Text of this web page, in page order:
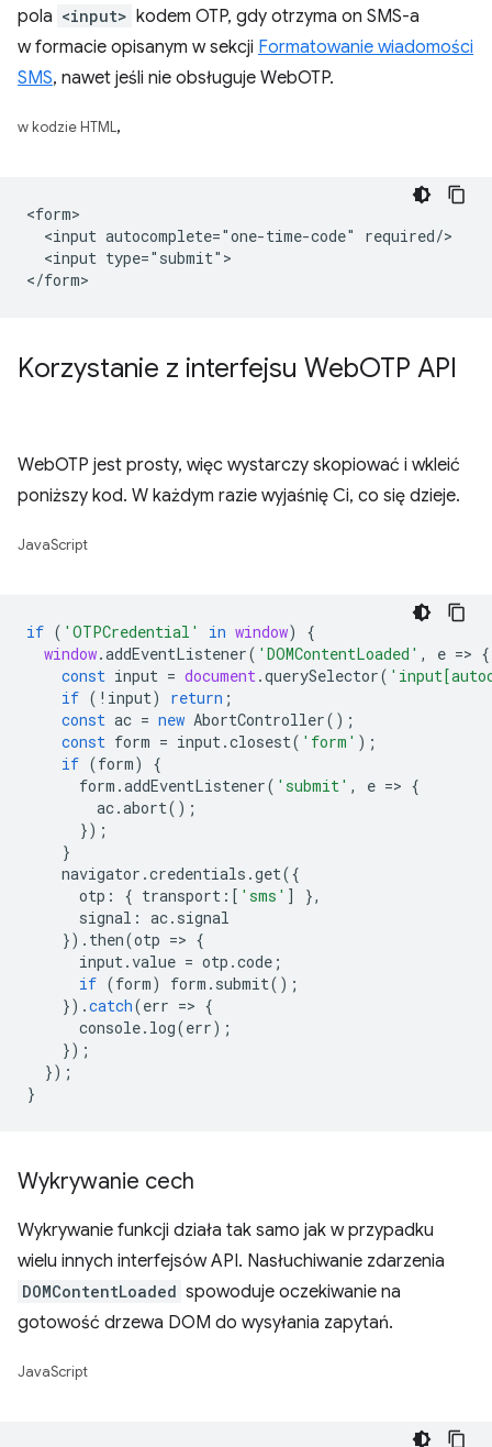
pola <input> kodem OTP, gdy otrzyma on SMS-a
w formacie opisanym w sekcji Formatowanie wiadomości
SMS, nawet jeśli nie obsługuje WebOTP.
w kodzie HTML,
<form>
  <input autocomplete="one-time-code" required/>
  <input type="submit">
Korzystanie z interfejsu WebOTP API
WebOTP jest prosty, więc wystarczy skopiować i wkleić
poniższy kod. W każdym razie wyjaśnię Ci, co się dzieje.
JavaScript
if ( 'OTPCredential' in window)
{
window.addEventListener( 'DOMContentLoaded' , e => {
const input = document.querySelector(
if ( ! input) return ;
const ac = new AbortController();
const form = input.closest( 'form' );
if (form)
{
form .addEventListener( 'submit' , e => {
ac.abort();
});
}
navigator .credentials .get({
otp : { transport : [ 'sms' ]
},
signal : ac. signal
}). then(otp => {
input.value = otp .code ;
if (form) form . submit();
}).catch(err => {
console. log(err);
});
});
}
Wykrywanie cech
Wykrywanie funkcji działa tak samo jak w przypadku
wielu innych interfejsów API. Nasłuchiwanie zdarzenia
DOMContentLoaded spowoduje oczekiwanie na
gotowość drzewa DOM do wysyłania zapytań.
JavaScript